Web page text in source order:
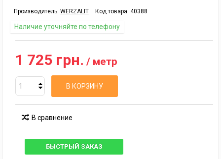
Производитель: WERZALIT Код товара: 40388
Наличие уточняйте по телефону
1 725 грн. / метр
В КОРЗИНУ
В сравнение
БЫСТРЫЙ ЗАКАЗ